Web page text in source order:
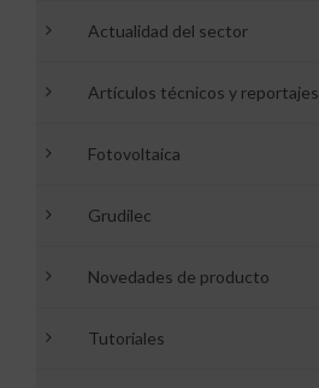
Actualidad del sector
Artículos técnicos y reportajes
Fotovoltaica
Grudilec
Novedades de producto
Tutoriales